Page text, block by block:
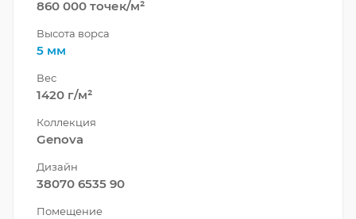
860 000 точек/м²
Высота ворса
5 мм
Вес
1420 г/м²
Коллекция
Genova
Дизайн
38070 6535 90
Помещение